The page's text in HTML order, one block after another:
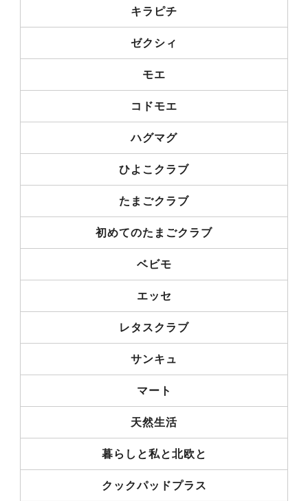
キラピチ
ゼクシィ
モエ
コドモエ
ハグマグ
ひよこクラブ
たまごクラブ
初めてのたまごクラブ
ベビモ
エッセ
レタスクラブ
サンキュ
マート
天然生活
暮らしと私と北欧と
クックパッドプラス